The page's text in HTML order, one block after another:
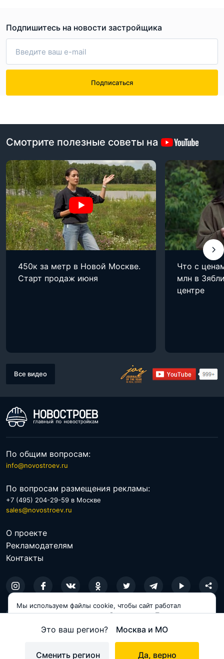
Это ваш регион? Москва и МО
Сменить регион Да, верно
Подпишитесь на новости застройщика
Подписаться
Смотрите полезные советы на
450к за метр в Новой Москве.
Старт продаж июня
Что с
млн в
центре
Все видео
По общим вопросам:
info@novostroev.ru
По вопросам размещения рекламы:
+7 (495) 204-29-59 в Москве
sales@novostroev.ru
О проекте
Рекламодателям
Контакты
© 2026 NOVOSTROEV.RU
Политика обработки персональных данных
Мы используем файлы cookie, чтобы сайт работал
корректно и становился удобнее для вас. Продолжая
Принимаю